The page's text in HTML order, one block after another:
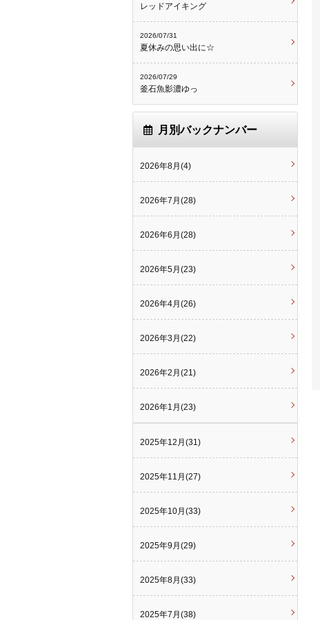
レッドアイキング
2026/07/31
夏休みの思い出に☆
2026/07/29
釜石魚影濃ゆっ
月別バックナンバー
2026年8月(4)
2026年7月(28)
2026年6月(28)
2026年5月(23)
2026年4月(26)
2026年3月(22)
2026年2月(21)
2026年1月(23)
2025年12月(31)
2025年11月(27)
2025年10月(33)
2025年9月(29)
2025年8月(33)
2025年7月(38)